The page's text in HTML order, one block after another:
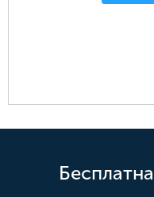
ул.
р-н. Омский, д.